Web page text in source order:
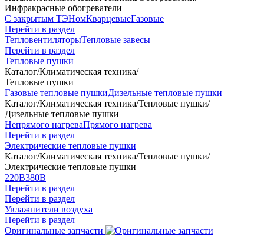
Инфракрасные обогреватели
С закрытым ТЭНомКварцевыеГазовые
Перейти в раздел
ТепловентиляторыТепловые завесы
Перейти в раздел
Тепловые пушки
Каталог/Климатическая техника/
Тепловые пушки
Газовые тепловые пушкиДизельные тепловые пушки
Каталог/Климатическая техника/Тепловые пушки/
Дизельные тепловые пушки
Непрямого нагреваПрямого нагрева
Перейти в раздел
Электрические тепловые пушки
Каталог/Климатическая техника/Тепловые пушки/
Электрические тепловые пушки
220В380В
Перейти в раздел
Перейти в раздел
Увлажнители воздуха
Перейти в раздел
Оригинальные запчасти